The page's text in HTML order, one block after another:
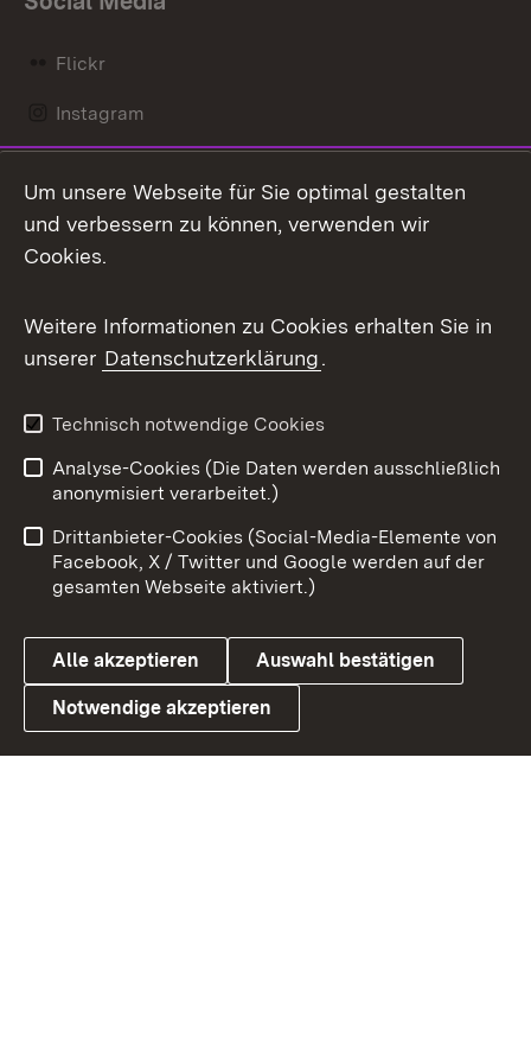
Flickr
Instagram
Mastodon
Messenger
Social Wall
X / Twitter
Youtube
Link zum Landesportal
Benutzungshinweise
Barrierefreiheit
Datenschutz
Cookies
Um unsere Webseite für Sie optimal gestalten
und verbessern zu können, verwenden wir
Cookies.
Weitere Informationen zu Cookies erhalten Sie in
unserer Datenschutzerklärung.
Technisch notwendige Cookies
Analyse-Cookies (Die Daten werden ausschließlich
anonymisiert verarbeitet.)
Drittanbieter-Cookies (Social-Media-Elemente von
Facebook, X / Twitter und Google werden auf der
gesamten Webseite aktiviert.)
Alle akzeptieren Auswahl bestätigen
Notwendige akzeptieren